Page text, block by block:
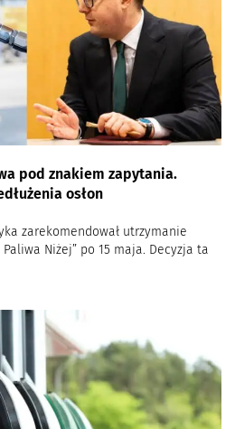
pod znakiem zapytania.
osłon
zarekomendował utrzymanie
Niżej” po 15 maja. Decyzja ta